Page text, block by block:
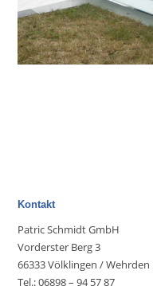
Kontakt
Patric Schmidt GmbH
Vorderster Berg 3
66333 Völklingen / Wehrden
Tel.: 06898 – 94 57 87